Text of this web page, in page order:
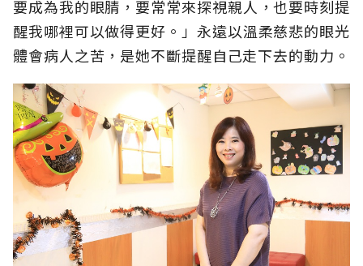
要成為我的眼腈，要常常來探視親人，也要時刻提
醒我哪裡可以做得更好。」永遠以溫柔慈悲的眼光
體會病人之苦，是她不斷提醒自己走下去的動力。